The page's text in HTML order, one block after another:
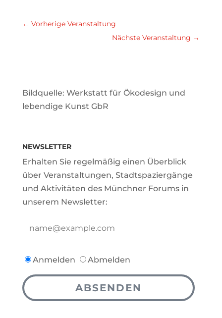
← Vorherige Veranstaltung
Nächste Veranstaltung →
Bildquelle: Werkstatt für Ökodesign und
lebendige Kunst GbR
NEWSLETTER
Erhalten Sie regelmäßig einen Überblick
über Veranstaltungen, Stadtspaziergänge
und Aktivitäten des Münchner Forums in
unserem Newsletter:
Anmelden Abmelden
ABSENDEN